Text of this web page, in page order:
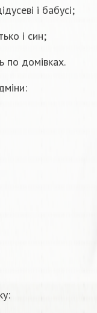
і бабусі;
і син;
по домівках.